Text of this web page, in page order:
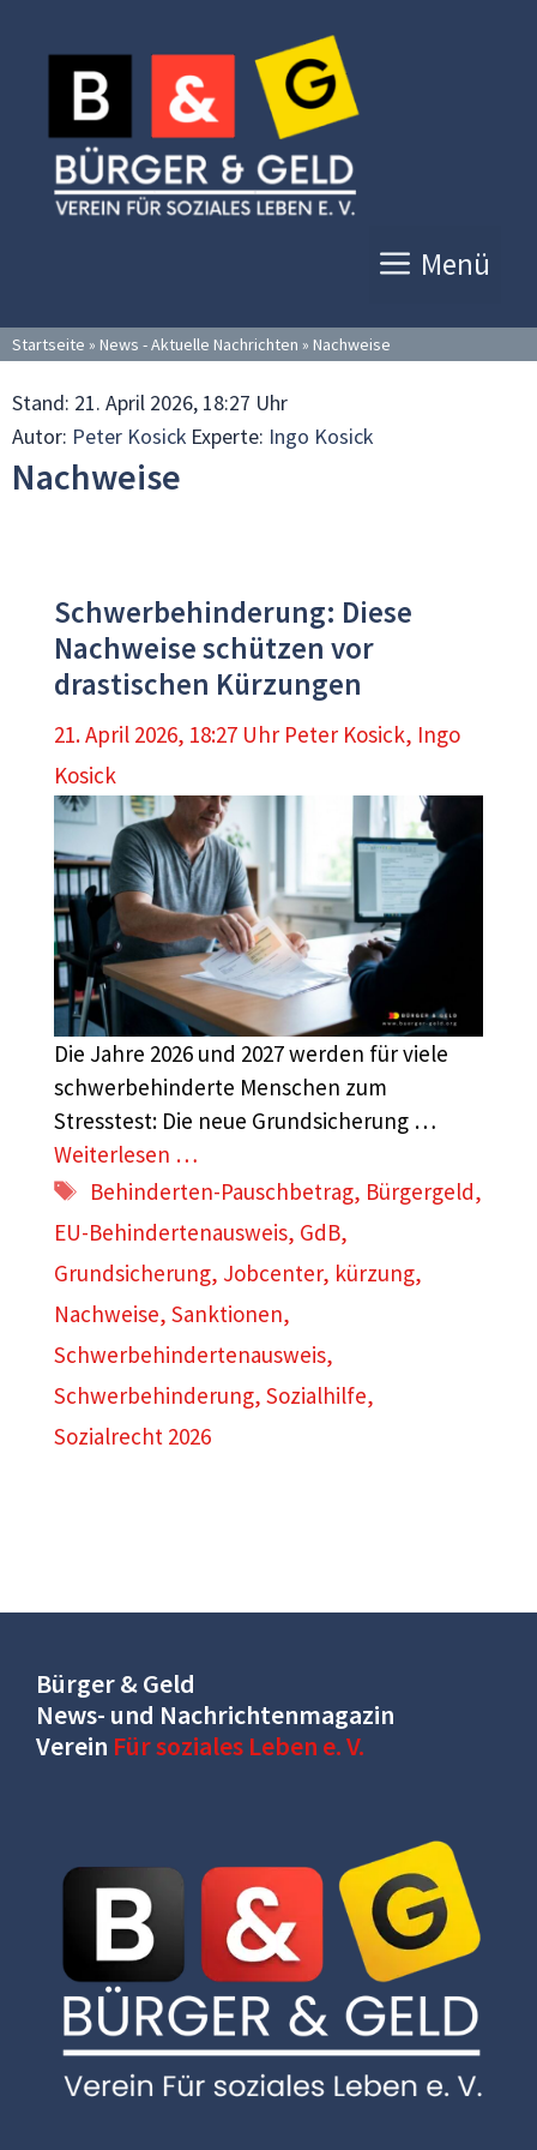
Inhalt
springen
Menü
Startseite » News - Aktuelle Nachrichten » Nachweise
Stand: 21. April 2026, 18:27 Uhr
Autor: Peter Kosick Experte: Ingo Kosick
Nachweise
Schwerbehinderung: Diese
Nachweise schützen vor
drastischen Kürzungen
21. April 2026, 18:27 Uhr Peter Kosick, Ingo
Kosick
Die Jahre 2026 und 2027 werden für viele
schwerbehinderte Menschen zum
Stresstest: Die neue Grundsicherung …
Weiterlesen …
Schlagwörter
Behinderten-Pauschbetrag, Bürgergeld,
EU-Behindertenausweis, GdB,
Grundsicherung, Jobcenter, kürzung,
Nachweise, Sanktionen,
Schwerbehindertenausweis,
Schwerbehinderung, Sozialhilfe,
Sozialrecht 2026
Bürger & Geld
News- und Nachrichtenmagazin
Verein Für soziales Leben e. V.